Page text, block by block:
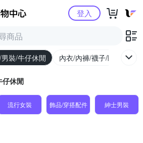
Yahoo購物中心登入
裝/牛仔休閒 內衣/內褲/襪子/睡衣
仔休閒
流行女裝 飾品​/​穿搭​配件 紳士​男裝